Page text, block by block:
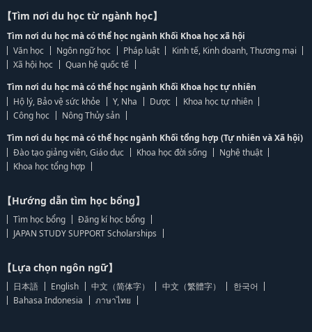
【Tìm nơi du học từ ngành học】
Tìm nơi du học mà có thể học ngành Khối Khoa học xã hội
Văn học
Ngôn ngữ học Pháp luật
Kinh tế, Kinh doanh, Thương mại
Xã hội học
Quan hệ quốc tế
Tìm nơi du học mà có thể học ngành Khối Khoa học tự nhiên
Hộ lý, Bảo vệ sức khỏe
Y, Nha Dược
Khoa học tự nhiên
Công học
Nông Thủy sản
Tìm nơi du học mà có thể học ngành Khối tổng hợp (Tự nhiên và Xã hội)
Đào tạo giảng viên, Giáo dục
Khoa học đời sống
Nghệ thuật
Khoa học tổng hợp
【Hướng dẫn tìm học bổng】
Tìm học bổng
Đăng kí học bổng
JAPAN STUDY SUPPORT Scholarships
【Lựa chọn ngôn ngữ】
日本語 English 中文（简体字） 中文（繁體字）
한국어
Bahasa Indonesia
ภาษาไทย